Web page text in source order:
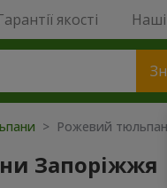
якості
> Рожевий тюльпан
Запоріжжя